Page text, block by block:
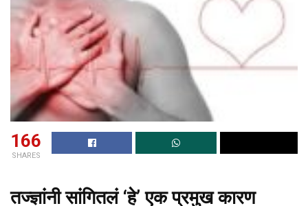
166
SHARES
तज्ज्ञांनी सांगितलं ‘हे’ एक प्रमुख कारण